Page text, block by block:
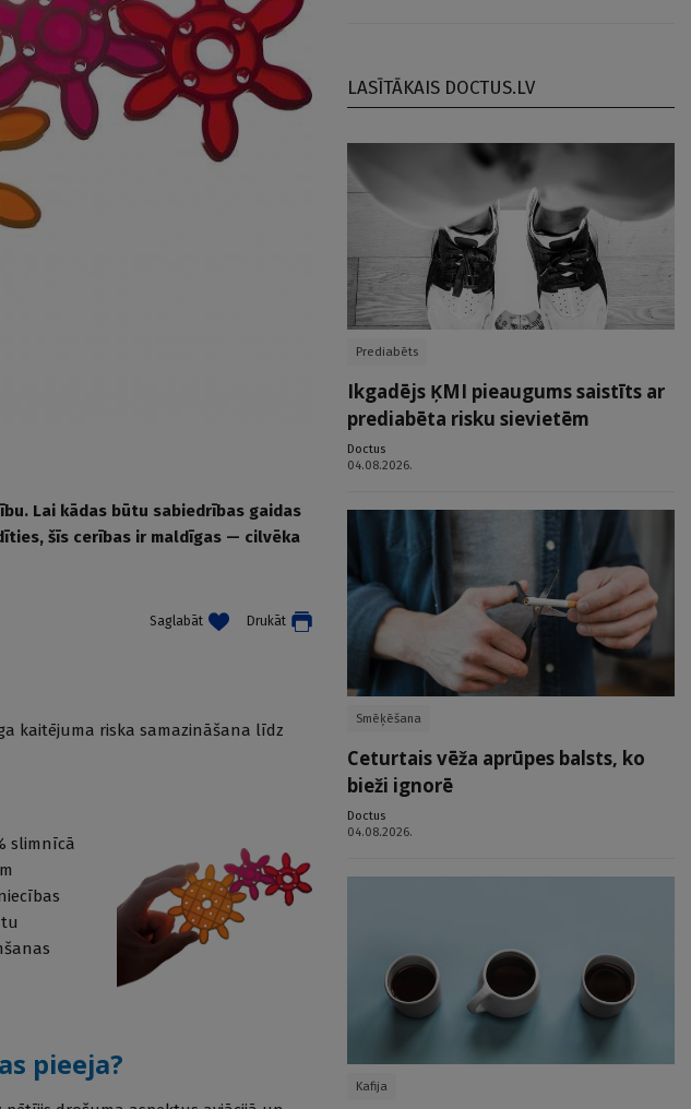
Lai kādas būtu sabiedrības gaidas
šīs cerības ir maldīgas — cilvēka
Saglabāt Drukāt
kaitējuma riska samazināšana līdz
slimnīcā
pieeja?
LASĪTĀKAIS DOCTUS.LV
Prediabēts
Ikgadējs ĶMI pieaugums saistīts ar
prediabēta risku sievietēm
Doctus
04.08.2026.
Smēķēšana
Ceturtais vēža aprūpes balsts, ko
bieži ignorē
Doctus
04.08.2026.
Kafija